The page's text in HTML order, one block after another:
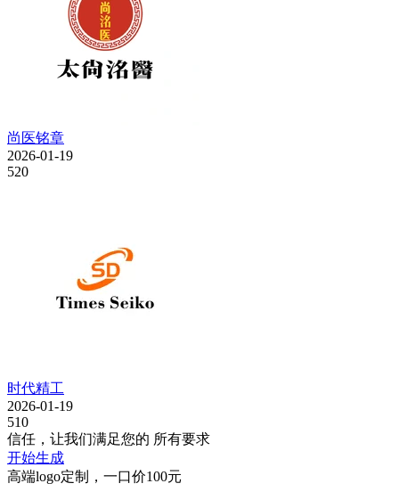
尚医铭章
2026-01-19
520
时代精工
2026-01-19
510
信任，让我们满足您的 所有要求
开始生成
高端logo定制，一口价100元